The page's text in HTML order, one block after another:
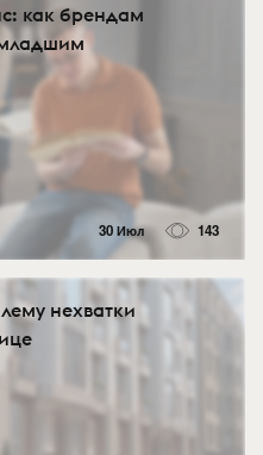
как брендам
30 Июл 143
нехватки